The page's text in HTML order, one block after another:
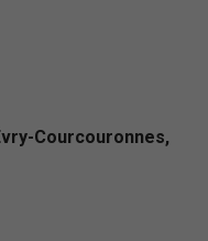
Courcouronnes,